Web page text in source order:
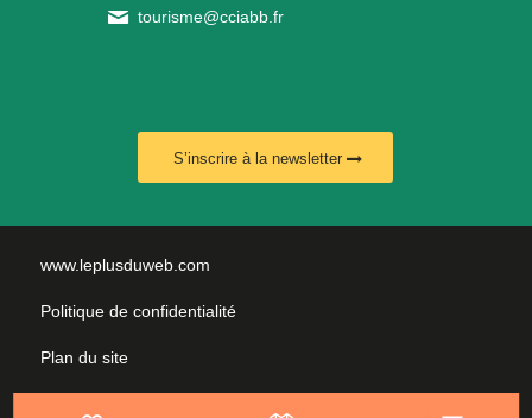
tourisme@cciabb.fr
S’inscrire à la newsletter
www.leplusduweb.com
Politique de confidentialité
Plan du site